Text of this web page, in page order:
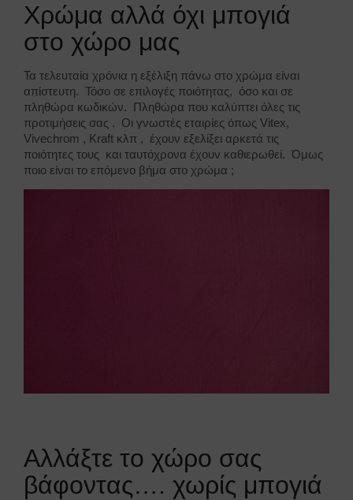
Χρώμα αλλά όχι μπογιά
στο χώρο μας
Τα τελευταία χρόνια η εξέλιξη πάνω στο χρώμα είναι
απίστευτη. Τόσο σε επιλογές ποιότητας, όσο και σε
πληθώρα κωδικών. Πληθώρα που καλύπτει όλες τις
προτιμήσεις σας . Οι γνωστές εταιρίες όπως Vitex,
Vivechrom , Kraft κλπ , έχουν εξελίξει αρκετά τις
ποιότητες τους και ταυτόχρονα έχουν καθιερωθεί. Όμως
ποιο είναι το επόμενο βήμα στο χρώμα ;
Αλλάξτε το χώρο σας
βάφοντας…. χωρίς μπογιά